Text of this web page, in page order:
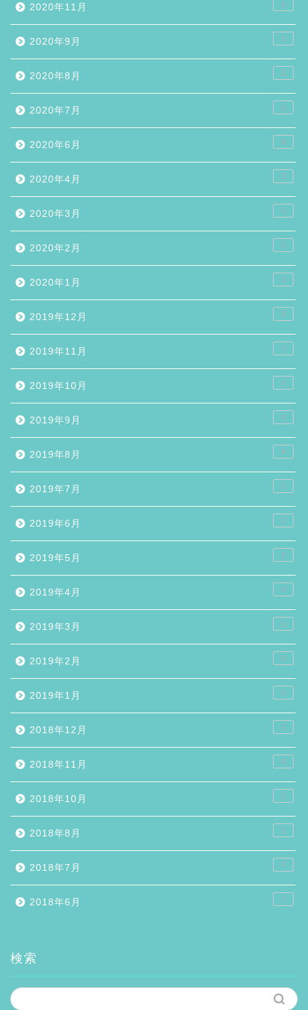
2020年11月 1
2020年9月 1
2020年8月 2
2020年7月 1
2020年6月 9
2020年4月 1
2020年3月 1
2020年2月 1
2020年1月 2
2019年12月 5
2019年11月 7
2019年10月 2
2019年9月 3
2019年8月 4
2019年7月 1
2019年6月 1
2019年5月 1
2019年4月 3
2019年3月 1
2019年2月 2
2019年1月 3
2018年12月 2
2018年11月 4
2018年10月 1
2018年8月 1
2018年7月 7
2018年6月 7
検索